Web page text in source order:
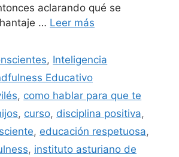
aclarando qué se
… Leer más
, Inteligencia
Educativo
, como hablar para que te
, curso, disciplina positiva,
, educación respetuosa,
, instituto asturiano de